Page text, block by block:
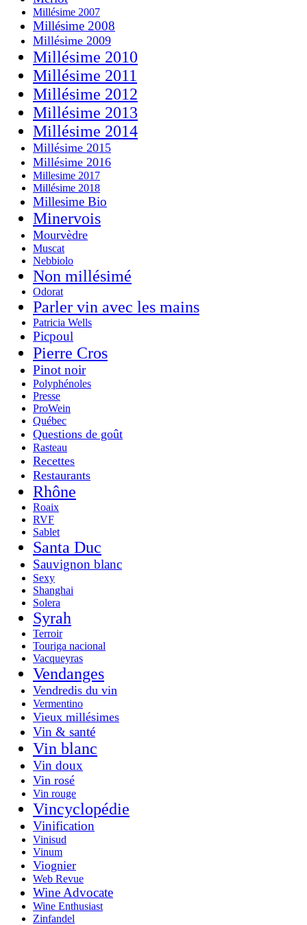
Millésime 2007
Millésime 2008
Millésime 2009
Millésime 2010
Millésime 2011
Millésime 2012
Millésime 2013
Millésime 2014
Millésime 2015
Millésime 2016
Millesime 2017
Millésime 2018
Millesime Bio
Minervois
Mourvèdre
Muscat
Nebbiolo
Non millésimé
Odorat
Parler vin avec les mains
Patricia Wells
Picpoul
Pierre Cros
Pinot noir
Polyphénoles
Presse
ProWein
Québec
Questions de goût
Rasteau
Recettes
Restaurants
Rhône
Roaix
RVF
Sablet
Santa Duc
Sauvignon blanc
Sexy
Shanghai
Solera
Syrah
Terroir
Touriga nacional
Vacqueyras
Vendanges
Vendredis du vin
Vermentino
Vieux millésimes
Vin & santé
Vin blanc
Vin doux
Vin rosé
Vin rouge
Vincyclopédie
Vinification
Vinisud
Vinum
Viognier
Web Revue
Wine Advocate
Wine Enthusiast
Zinfandel